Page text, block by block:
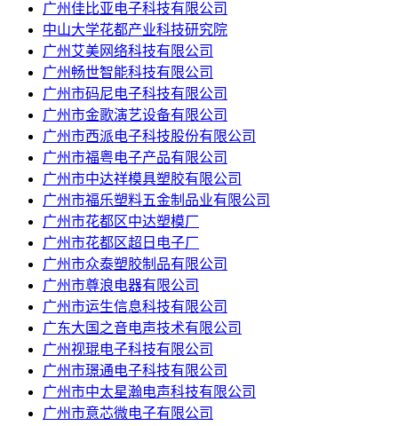
广州佳比亚电子科技有限公司
中山大学花都产业科技研究院
广州艾美网络科技有限公司
广州畅世智能科技有限公司
​广州市码尼电子科技有限公司
广州市金歌演艺设备有限公司
广州市西派电子科技股份有限公司
广州市福粤电子产品有限公司
广州市中达祥模具塑胶有限公司
广州市福乐塑料五金制品业有限公司
广州市花都区中达塑模厂
广州市花都区超日电子厂
广州市众泰塑胶制品有限公司
广州市尊浪电器有限公司
广州市运生信息科技有限公司
广东大国之音电声技术有限公司
广州视琨电子科技有限公司
广州市璟通电子科技有限公司
广州市中太星瀚电声科技有限公司
广州市意芯微电子有限公司